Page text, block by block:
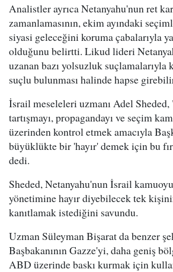
Analistler ayrıca Netanyahu'nun ret
zamanlamasının, ekim ayındaki
siyasi geleceğini koruma çabalarıyla
olduğunu belirtti. Likud lideri
uzanan bazı yolsuzluk suçlamalarıyla
suçlu bulunması halinde hapse
İsrail meseleleri uzmanı Adel Sheded,
tartışmayı, propagandayı ve seçim
üzerinden kontrol etmek amacıyla
büyüklükte bir 'hayır' demek için bu
dedi.
Sheded, Netanyahu'nun İsrail
yönetimine hayır diyebilecek tek
kanıtlamak istediğini savundu.
Uzman Süleyman Bişarat da benzer
Başbakanının Gazze'yi, daha geniş
ABD üzerinde baskı kurmak için